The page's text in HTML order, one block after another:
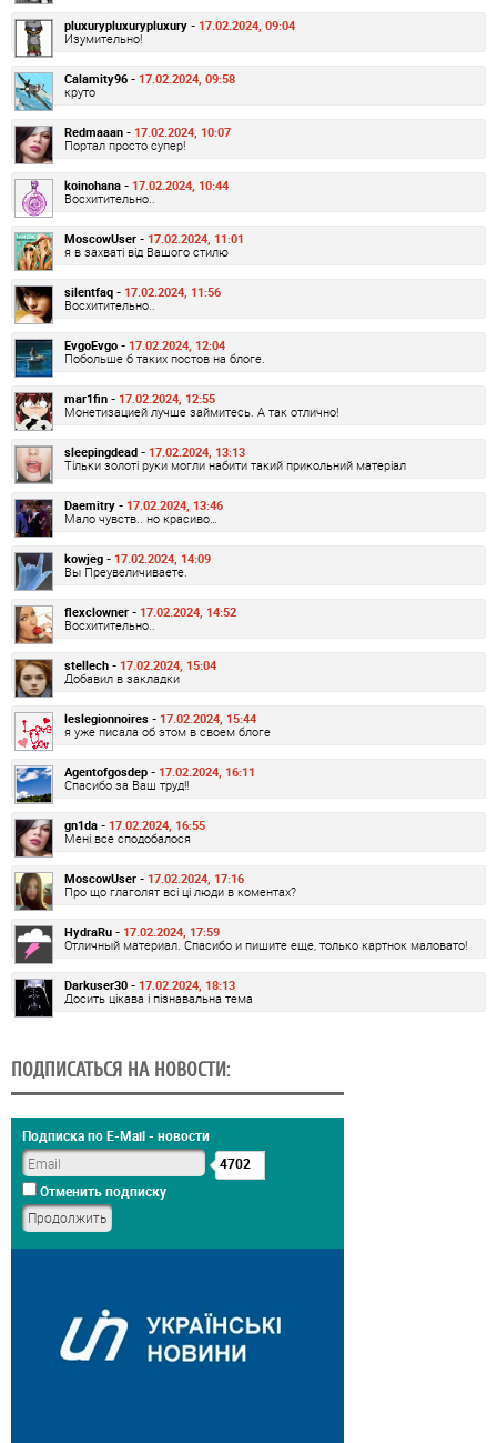
pluxurypluxurypluxury - 17.02.2024, 09:04
Изумительно!
Calamity96 - 17.02.2024, 09:58
круто
Redmaaan - 17.02.2024, 10:07
Портал просто супер!
koinohana - 17.02.2024, 10:44
Восхитительно..
MoscowUser - 17.02.2024, 11:01
я в захваті від Вашого стилю
silentfaq - 17.02.2024, 11:56
Восхитительно..
EvgoEvgo - 17.02.2024, 12:04
Побольше б таких постов на блоге.
mar1fin - 17.02.2024, 12:55
Монетизацией лучше займитесь. А так отлично!
sleepingdead - 17.02.2024, 13:13
Тільки золоті руки могли набити такий прикольний матеріал
Daemitry - 17.02.2024, 13:46
Мало чувств.. но красиво…
kowjeg - 17.02.2024, 14:09
Вы Преувеличиваете.
flexclowner - 17.02.2024, 14:52
Восхитительно..
stellech - 17.02.2024, 15:04
Добавил в закладки
leslegionnoires - 17.02.2024, 15:44
я уже писала об этом в своем блоге
Agentofgosdep - 17.02.2024, 16:11
Спасибо за Ваш труд!!
gn1da - 17.02.2024, 16:55
Мені все сподобалося
MoscowUser - 17.02.2024, 17:16
Про що глаголят всі ці люди в коментах?
HydraRu - 17.02.2024, 17:59
Отличный материал. Спасибо и пишите еще, только картнок маловато!
Darkuser30 - 17.02.2024, 18:13
Досить цікава і пізнавальна тема
ПОДПИСАТЬСЯ НА НОВОСТИ:
Подписка по E-Mail - новости
4702
Отменить подписку